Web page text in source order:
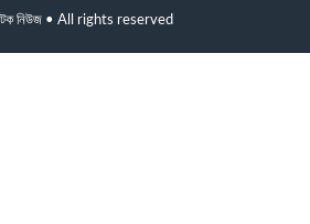
নিউজ • All rights reserved